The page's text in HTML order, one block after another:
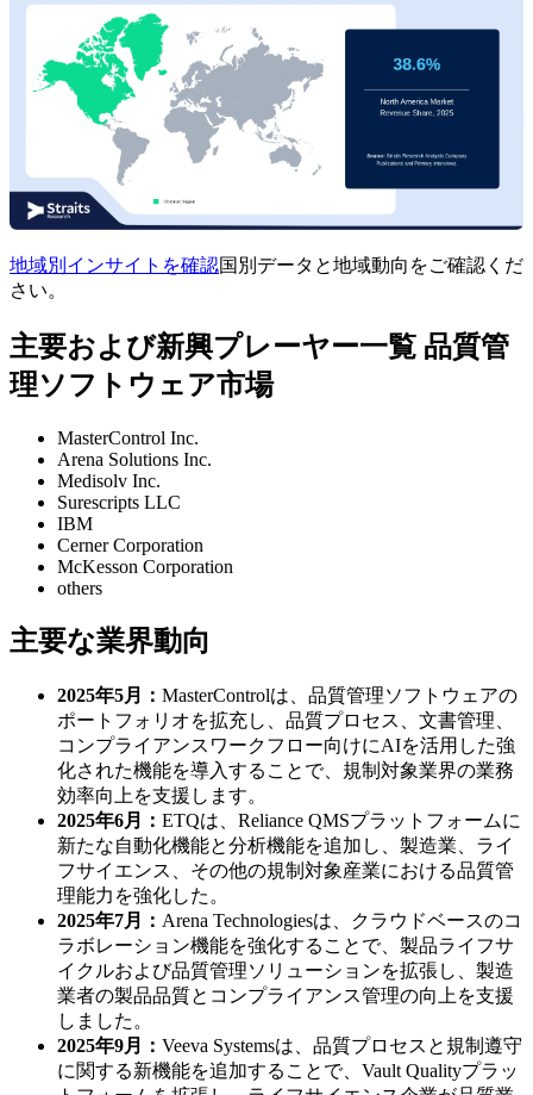
地域別インサイトを確認国別データと地域動向をご確認くだ
さい。
主要および新興プレーヤー一覧 品質管
理ソフトウェア市場
MasterControl Inc.
Arena Solutions Inc.
Medisolv Inc.
Surescripts LLC
IBM
Cerner Corporation
McKesson Corporation
others
主要な業界動向
2025年5月： MasterControlは、品質管理ソフトウェアの
ポートフォリオを拡充し、品質プロセス、文書管理、
コンプライアンスワークフロー向けにAIを活用した強
化された機能を導入することで、規制対象業界の業務
効率向上を支援します。
2025年6月： ETQは、Reliance QMSプラットフォームに
新たな自動化機能と分析機能を追加し、製造業、ライ
フサイエンス、その他の規制対象産業における品質管
理能力を強化した。
2025年7月： Arena Technologiesは、クラウドベースのコ
ラボレーション機能を強化することで、製品ライフサ
イクルおよび品質管理ソリューションを拡張し、製造
業者の製品品質とコンプライアンス管理の向上を支援
しました。
2025年9月： Veeva Systemsは、品質プロセスと規制遵守
に関する新機能を追加することで、Vault Qualityプラッ